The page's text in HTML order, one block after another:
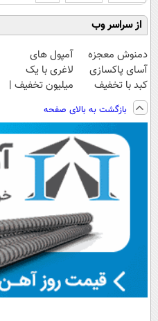
از سراسر وب
دمنوش معجزه
آسای پاکسازی
کبد با تخفیف
ویژه
آمپول های
لاغری با یک
میلیون تخفیف |
داروخانه های
معتبر
بازگشت به بالای صفحه